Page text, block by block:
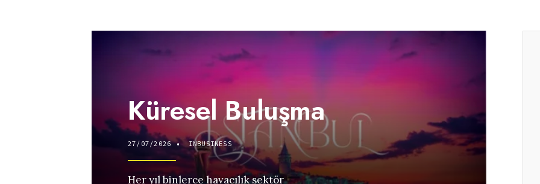
Küresel Buluşma
27/07/2026 • INBUSINESS
Her yıl binlerce havacılık sektör